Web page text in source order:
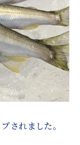
されました。